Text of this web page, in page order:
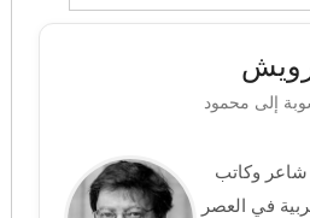
منسوبة إلى محمود
(1941–2008) هو شاعر وكاتب
في العصر